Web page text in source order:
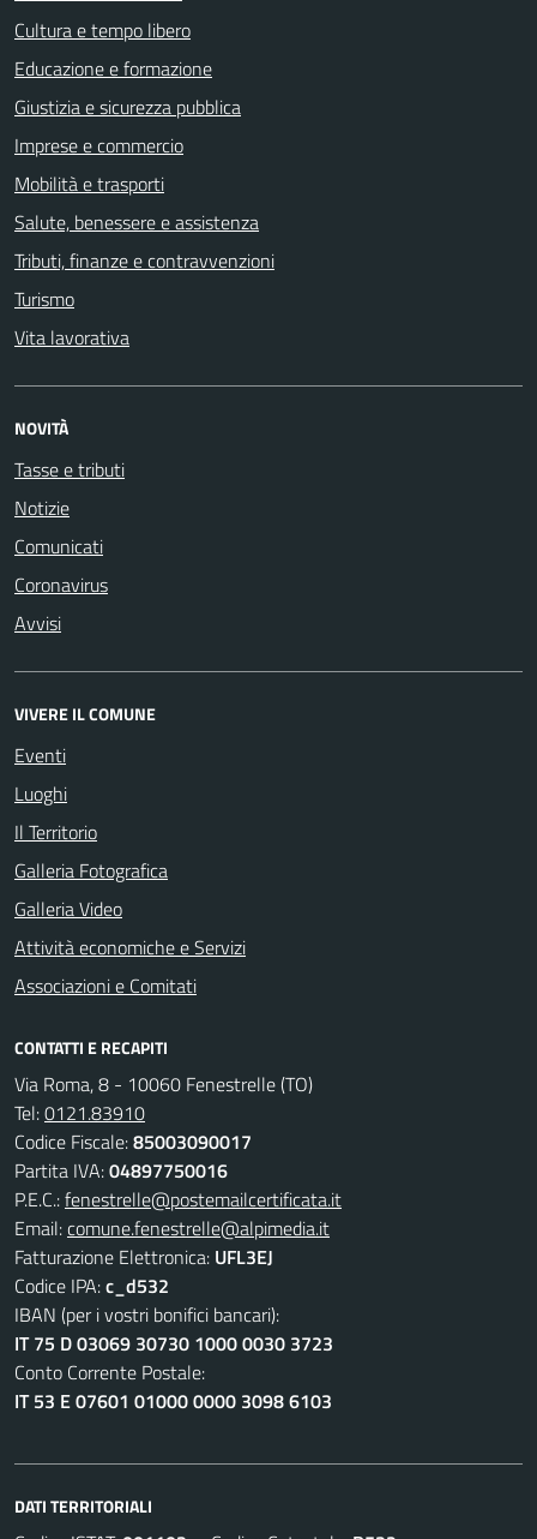
Cultura e tempo libero
Educazione e formazione
Giustizia e sicurezza pubblica
Imprese e commercio
Mobilità e trasporti
Salute, benessere e assistenza
Tributi, finanze e contravvenzioni
Turismo
Vita lavorativa
NOVITÀ
Tasse e tributi
Notizie
Comunicati
Coronavirus
Avvisi
VIVERE IL COMUNE
Eventi
Luoghi
Il Territorio
Galleria Fotografica
Galleria Video
Attività economiche e Servizi
Associazioni e Comitati
CONTATTI E RECAPITI
Via Roma, 8 - 10060 Fenestrelle (TO)
Tel:0121.83910
Codice Fiscale:85003090017
Partita IVA:04897750016
P.E.C.:fenestrelle@postemailcertificata.it
Email:comune.fenestrelle@alpimedia.it
Fatturazione Elettronica: UFL3EJ
Codice IPA:c_d532
IBAN (per i vostri bonifici bancari):
IT 75 D 03069 30730 1000 0030 3723
Conto Corrente Postale:
IT 53 E 07601 01000 0000 3098 6103
DATI TERRITORIALI